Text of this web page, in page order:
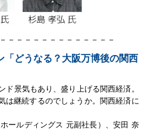
－－－－－－－－－－－－－
「どうなる？大阪万博後の関西
ド景気もあり、盛り上げる関西経済。
は継続するのでしょうか。関西経済に
ールディングス 元副社長）、安田 奈